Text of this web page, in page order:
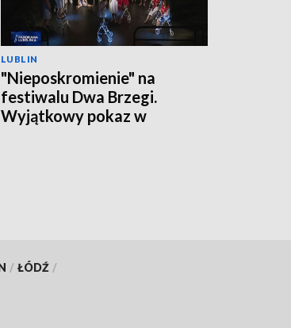
LUBLIN
"Nieposkromienie" na
festiwalu Dwa Brzegi.
Wyjątkowy pokaz w
/ ŁÓDŹ /